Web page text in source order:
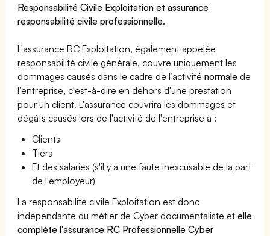
Responsabilité Civile Exploitation et assurance
responsabilité civile professionnelle.
L'assurance RC Exploitation, également appelée
responsabilité civile générale, couvre uniquement les
dommages causés dans le cadre de l’activiténormale de
l’entreprise, c'est-à-dire en dehors d'une prestation
pour un client. L'assurance couvrira les dommages et
dégâts causés lors de l'activité de l'entreprise à :
Clients
Tiers
Et des salariés (s'il y a une faute inexcusable de la part
de l'employeur)
La responsabilité civile Exploitation est donc
indépendante du métier de Cyber documentaliste etelle
complète l'assurance RC Professionnelle Cyber